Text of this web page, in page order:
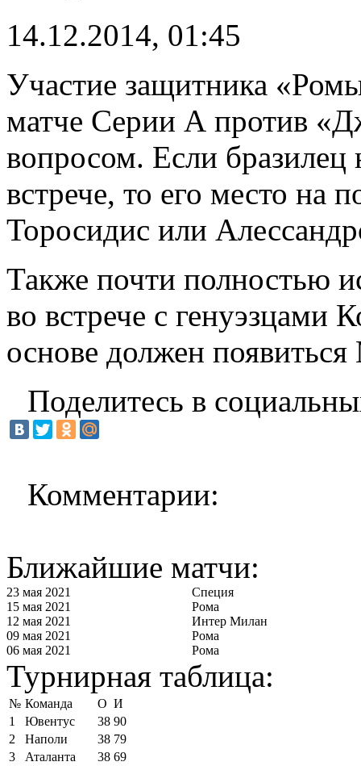
14.12.2014, 01:45
Участие защитника
матче Серии А против
вопросом. Если бразилец
встрече, то его место на
Торосидис или
Также почти полностью
во встрече с генуэзцами
основе должен
Поделитесь в
Комментарии:
Ближайшие матчи:
23 мая 2021
Специя
15 мая 2021
Рома
12 мая 2021
Интер Милан
09 мая 2021
Рома
06 мая 2021
Рома
Турнирная таблица:
№ Команда О И
1
Ювентус 38 90
2
Наполи 38 79
3
Аталанта 38 69